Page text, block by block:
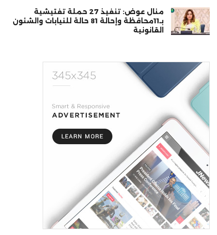
منال عوض: تنفيذ 27 حملة تفتيشية
بـ11محافظة وإحالة 81 حالة للنيابات والشئون
القانونية